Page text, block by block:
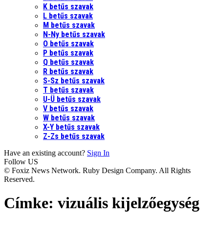
K betűs szavak
L betűs szavak
M betűs szavak
N-Ny betűs szavak
O betűs szavak
P betűs szavak
Q betűs szavak
R betűs szavak
S-Sz betűs szavak
T betűs szavak
U-Ü betűs szavak
V betűs szavak
W betűs szavak
X-Y betűs szavak
Z-Zs betűs szavak
Have an existing account? Sign In
Follow US
© Foxiz News Network. Ruby Design Company. All Rights
Reserved.
Címke: vizuális kijelzőegység